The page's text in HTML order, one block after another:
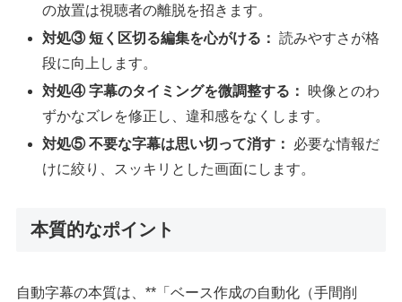
の放置は視聴者の離脱を招きます。
対処③ 短く区切る編集を心がける： 読みやすさが格
段に向上します。
対処④ 字幕のタイミングを微調整する：
映像とのわ
ずかなズレを修正し、違和感をなくします。
対処⑤ 不要な字幕は思い切って消す：
必要な情報だ
けに絞り、スッキリとした画面にします。
本質的なポイント
自動字幕の本質は、**「ベース作成の自動化（手間削